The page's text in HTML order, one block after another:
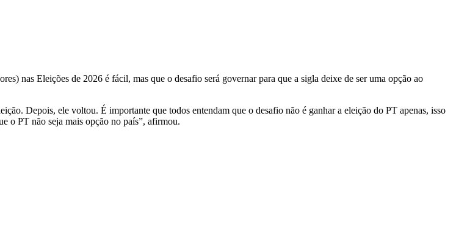
nas Eleições de 2026 é fácil, mas que o desafio será governar para que a sigla deixe de ser uma opção ao
Depois, ele voltou. É importante que todos entendam que o desafio não é ganhar a eleição do PT apenas, isso
o PT não seja mais opção no país”, afirmou.